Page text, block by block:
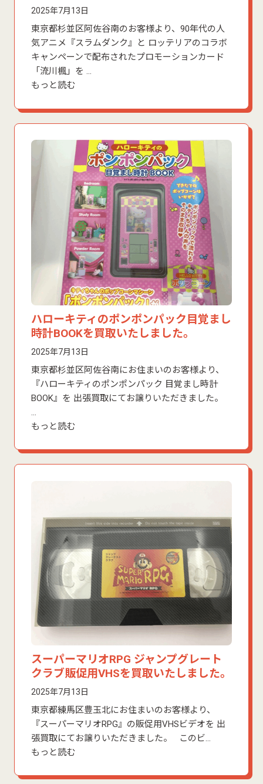
2025年7月13日
東京都杉並区阿佐谷南のお客様より、90年代の人
気アニメ『スラムダンク』と ロッテリアのコラボ
キャンペーンで配布されたプロモーションカード
「流川楓」を …
もっと読む
ハローキティのポンポンパック目覚まし
時計BOOKを買取いたしました。
2025年7月13日
東京都杉並区阿佐谷南にお住まいのお客様より、
『ハローキティのポンポンパック 目覚まし時計
BOOK』を 出張買取にてお譲りいただきました。
…
もっと読む
スーパーマリオRPG ジャンプグレート
クラブ販促用VHSを買取いたしました。
2025年7月13日
東京都練馬区豊玉北にお住まいのお客様より、
『スーパーマリオRPG』の販促用VHSビデオを 出
張買取にてお譲りいただきました。 このビ…
もっと読む